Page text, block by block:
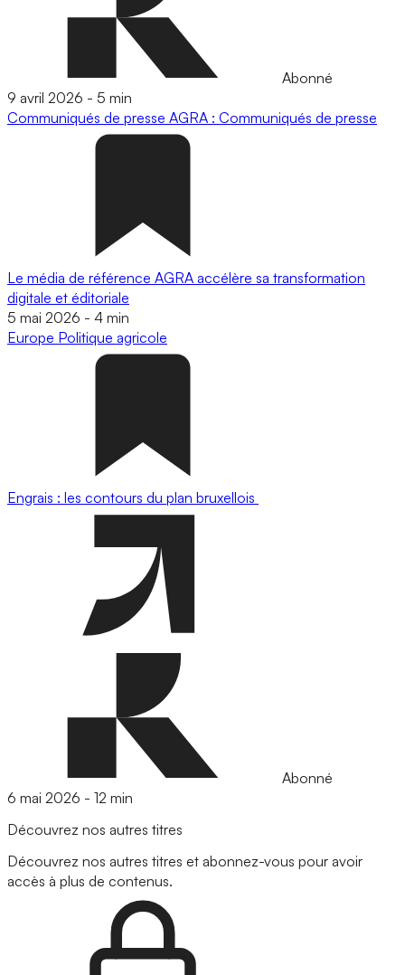
Abonné
9 avril 2026 - 5 min
Communiqués de presse AGRA : Communiqués de presse
Le média de référence AGRA accélère sa transformation
digitale et éditoriale
5 mai 2026 - 4 min
Europe Politique agricole
Engrais : les contours du plan bruxellois
Abonné
6 mai 2026 - 12 min
Découvrez nos autres titres
Découvrez nos autres titres et abonnez-vous pour avoir
accès à plus de contenus.